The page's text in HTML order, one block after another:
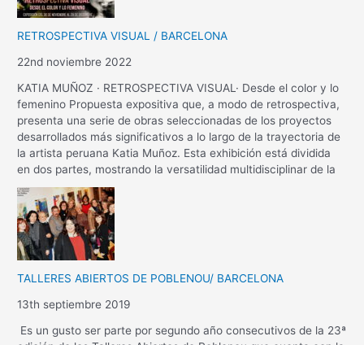
RETROSPECTIVA VISUAL / BARCELONA
22nd noviembre 2022
KATIA MUÑOZ · RETROSPECTIVA VISUAL· Desde el color y lo
femenino Propuesta expositiva que, a modo de retrospectiva,
presenta una serie de obras seleccionadas de los proyectos
desarrollados más significativos a lo largo de la trayectoria de
la artista peruana Katia Muñoz. Esta exhibición está dividida
en dos partes, mostrando la versatilidad multidisciplinar de la
TALLERES ABIERTOS DE POBLENOU/ BARCELONA
13th septiembre 2019
Es un gusto ser parte por segundo año consecutivos de la 23ª